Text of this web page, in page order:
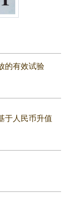
的有效试验
于人民币升值